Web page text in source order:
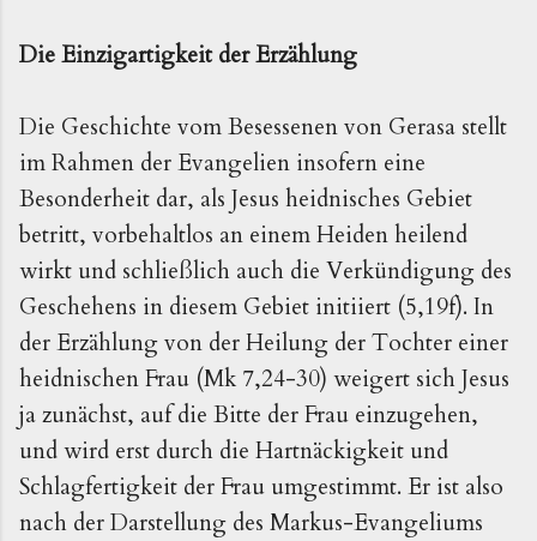
Die Einzigartigkeit der Erzählung
Die Geschichte vom Besessenen von Gerasa stellt
im Rahmen der Evangelien insofern eine
Besonderheit dar, als Jesus heidnisches Gebiet
betritt, vorbehaltlos an einem Heiden heilend
wirkt und schließlich auch die Verkündigung des
Geschehens in diesem Gebiet initiiert (5,19f). In
der Erzählung von der Heilung der Tochter einer
heidnischen Frau (Mk 7,24-30) weigert sich Jesus
ja zunächst, auf die Bitte der Frau einzugehen,
und wird erst durch die Hartnäckigkeit und
Schlagfertigkeit der Frau umgestimmt. Er ist also
nach der Darstellung des Markus-Evangeliums